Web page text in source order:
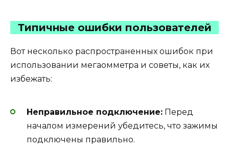
Типичные ошибки пользователей
Вот несколько распространенных ошибок при
использовании мегаомметра и советы, как их
избежать:
Неправильное подключение: Перед
началом измерений убедитесь, что зажимы
подключены правильно.